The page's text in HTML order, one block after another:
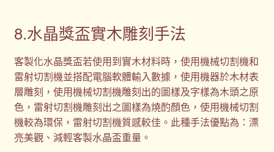
8.水晶獎盃實木雕刻手法
客製化水晶獎盃若使用到實木材料時，使用機械切割機和
雷射切割機並搭配電腦軟體輸入數據，使用機器於木材表
層雕刻，使用機械切割機雕刻出的圖樣及字樣為木頭之原
色，雷射切割機雕刻出之圖樣為燒酌顏色，使用機械切割
機較為環保，雷射切割機質感較佳。此種手法優點為：漂
亮美觀、減輕客製水晶盃重量。